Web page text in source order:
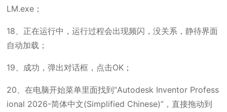
LM.exe；
18、正在运行中，运行过程会出现频闪，没关系，静待界面
自动加载；
19、成功，弹出对话框，点击OK；
20、在电脑开始菜单里面找到“Autodesk Inventor Profess
ional 2026-简体中文(Simplified Chinese)”，直接拖动到